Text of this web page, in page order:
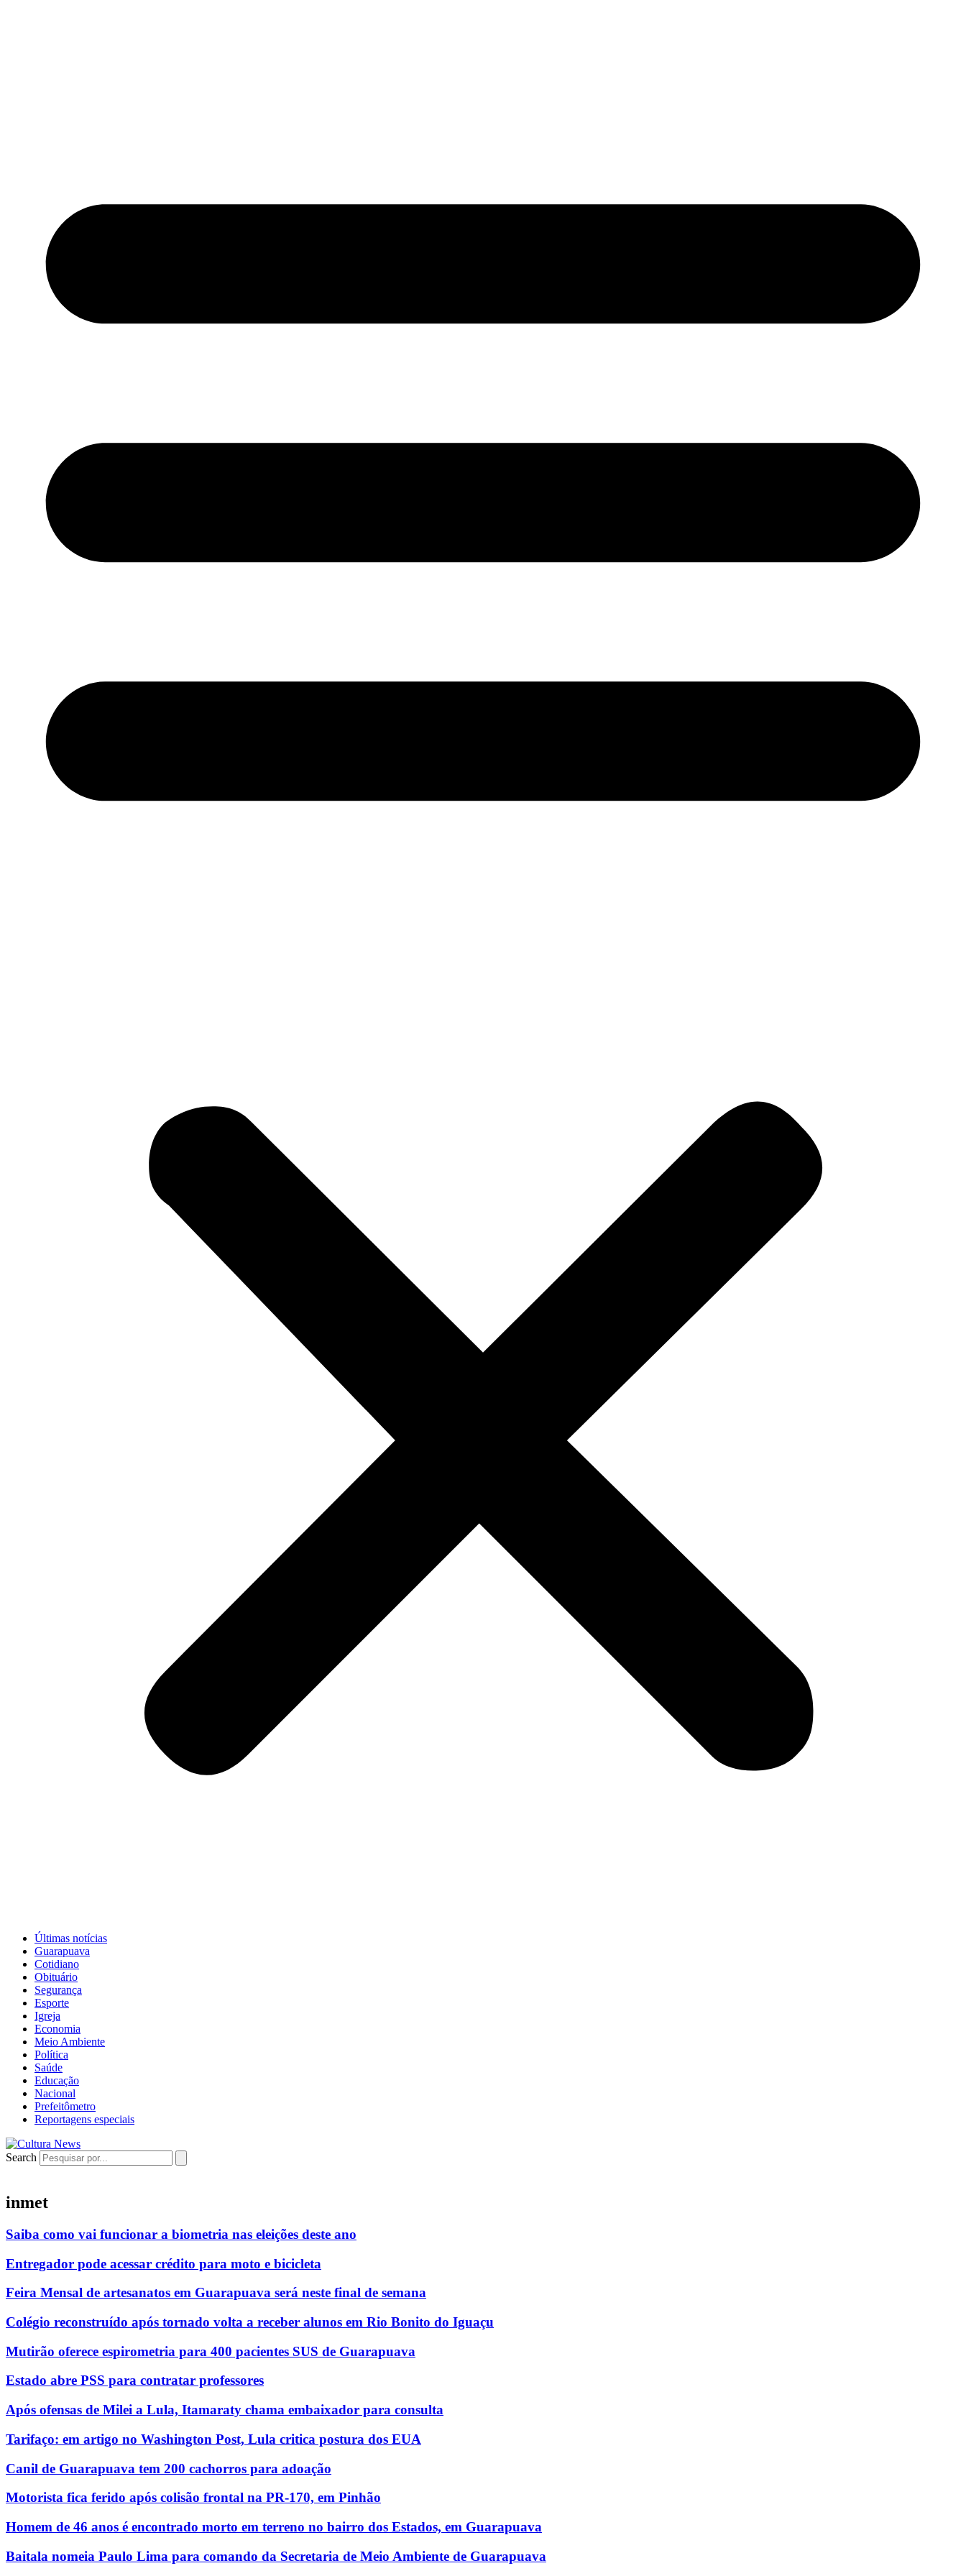
Últimas notícias
Guarapuava
Cotidiano
Obituário
Segurança
Esporte
Igreja
Economia
Meio Ambiente
Política
Saúde
Educação
Nacional
Prefeitômetro
Reportagens especiais
Search
inmet
Saiba como vai funcionar a biometria nas eleições deste ano
Entregador pode acessar crédito para moto e bicicleta
Feira Mensal de artesanatos em Guarapuava será neste final de semana
Colégio reconstruído após tornado volta a receber alunos em Rio Bonito do Iguaçu
Mutirão oferece espirometria para 400 pacientes SUS de Guarapuava
Estado abre PSS para contratar professores
Após ofensas de Milei a Lula, Itamaraty chama embaixador para consulta
Tarifaço: em artigo no Washington Post, Lula critica postura dos EUA
Canil de Guarapuava tem 200 cachorros para adoação
Motorista fica ferido após colisão frontal na PR-170, em Pinhão
Homem de 46 anos é encontrado morto em terreno no bairro dos Estados, em Guarapuava
Baitala nomeia Paulo Lima para comando da Secretaria de Meio Ambiente de Guarapuava